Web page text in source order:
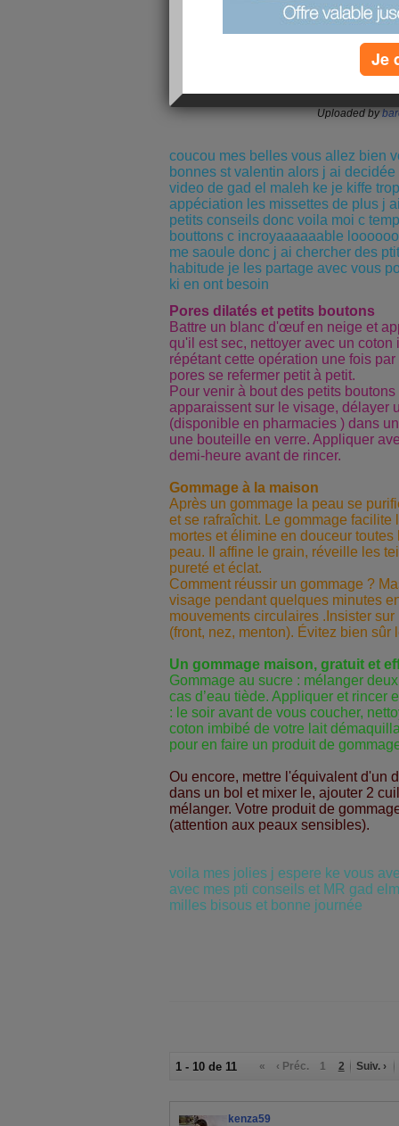
Gad elmaleh - le
Uploaded by
coucou mes belles vous allez bien
bonnes st valentin alors j ai
video de gad el maleh ke je kiffe
appéciation les missettes de plus j
petits conseils donc voila moi c
bouttons c incroyaaaaaable
me saoule donc j ai chercher des
habitude je les partage avec vous
ki en ont besoin
Pores dilatés et petits boutons
Battre un blanc d'œuf en neige et
qu'il est sec, nettoyer avec un
répétant cette opération une fois
pores se refermer petit à petit.
Pour venir à bout des petits
apparaissent sur le visage, délayer
(disponible en pharmacies ) dans
une bouteille en verre. Appliquer
demi-heure avant de rincer.
Gommage à la maison
Après un gommage la peau se
et se rafraîchit. Le gommage facilite
mortes et élimine en douceur
peau. Il affine le grain, réveille les
pureté et éclat.
Comment réussir un gommage ?
visage pendant quelques minutes
mouvements circulaires .Insister
(front, nez, menton). Évitez bien sûr
Un gommage maison, gratuit et
Gommage au sucre : mélanger
cas d’eau tiède. Appliquer et rincer
: le soir avant de vous coucher,
coton imbibé de votre lait
pour en faire un produit de
Ou encore, mettre l'équivalent d'un
dans un bol et mixer le, ajouter 2
mélanger. Votre produit de
(attention aux peaux sensibles).
voila mes jolies j espere ke vous
avec mes pti conseils et MR gad
milles bisous et bonne journée
1 - 10 de 11 « ‹ Préc. 1 2 Suiv. ›
kenza59
Je